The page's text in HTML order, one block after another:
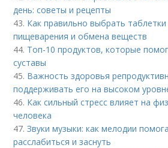
день: советы и рецепты
43. Как правильно выбрать
пищеварения и обмена веществ
44. Топ-10 продуктов, которые
суставы
45. Важность здоровья
поддерживать его на высоком
46. Как сильный стресс влияет на
человека
47.Звуки музыки: как мелодии
расслабиться и заснуть